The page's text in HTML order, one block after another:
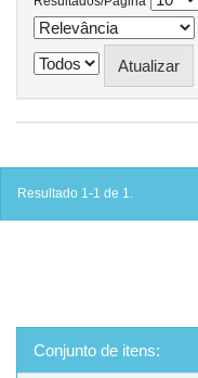
Resultado 1-1 de 1.
Conjunto de itens: